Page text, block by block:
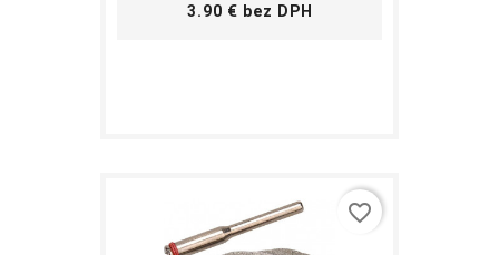
3.90 € bez DPH
favorite_border